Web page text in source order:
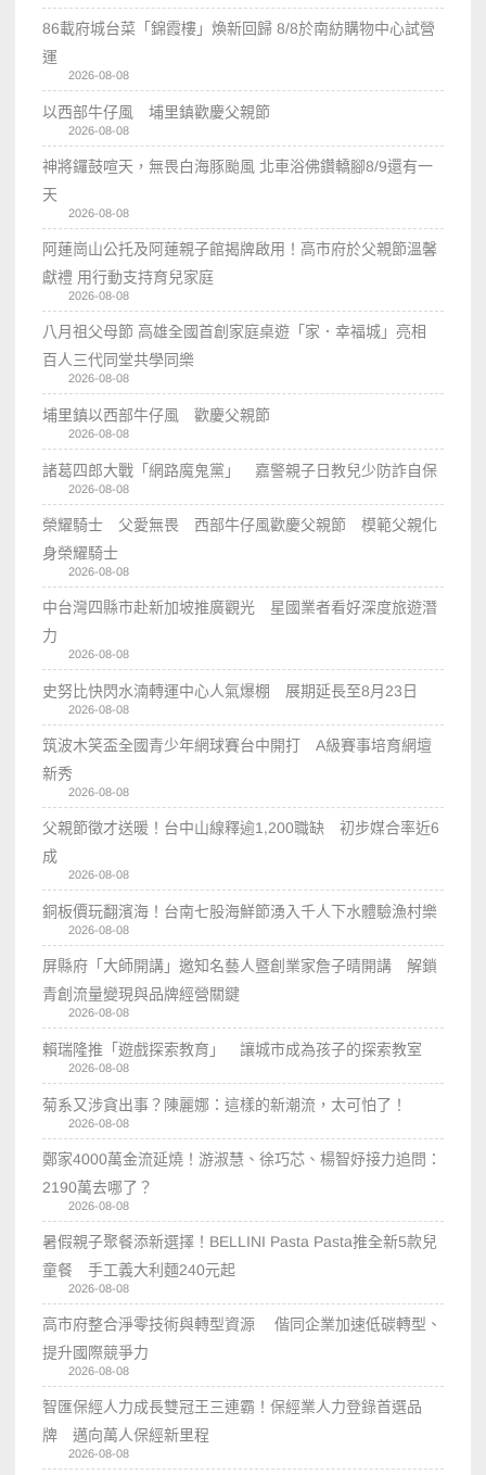
86載府城台菜「錦霞樓」煥新回歸 8/8於南紡購物中心試營
運
2026-08-08
以西部牛仔風 埔里鎮歡慶父親節
2026-08-08
神將鑼鼓喧天，無畏白海豚颱風 北車浴佛鑽轎腳8/9還有一
天
2026-08-08
阿蓮崗山公托及阿蓮親子館揭牌啟用！高市府於父親節溫馨
獻禮 用行動支持育兒家庭
2026-08-08
八月祖父母節 高雄全國首創家庭桌遊「家．幸福城」亮相
百人三代同堂共學同樂
2026-08-08
埔里鎮以西部牛仔風 歡慶父親節
2026-08-08
諸葛四郎大戰「網路魔鬼黨」 嘉警親子日教兒少防詐自保
2026-08-08
榮耀騎士 父愛無畏 西部牛仔風歡慶父親節 模範父親化
身榮耀騎士
2026-08-08
中台灣四縣市赴新加坡推廣觀光 星國業者看好深度旅遊潛
力
2026-08-08
史努比快閃水湳轉運中心人氣爆棚 展期延長至8月23日
2026-08-08
筑波木笑盃全國青少年網球賽台中開打 A級賽事培育網壇
新秀
2026-08-08
父親節徵才送暖！台中山線釋逾1,200職缺 初步媒合率近6
成
2026-08-08
銅板價玩翻濱海！台南七股海鮮節湧入千人下水體驗漁村樂
2026-08-08
屏縣府「大師開講」邀知名藝人暨創業家詹子晴開講 解鎖
青創流量變現與品牌經營關鍵
2026-08-08
賴瑞隆推「遊戲探索教育」 讓城市成為孩子的探索教室
2026-08-08
菊系又涉貪出事？陳麗娜：這樣的新潮流，太可怕了！
2026-08-08
鄭家4000萬金流延燒！游淑慧、徐巧芯、楊智妤接力追問：
2190萬去哪了？
2026-08-08
暑假親子聚餐添新選擇！BELLINI Pasta Pasta推全新5款兒
童餐 手工義大利麵240元起
2026-08-08
高市府整合淨零技術與轉型資源 偕同企業加速低碳轉型、
提升國際競爭力
2026-08-08
智匯保經人力成長雙冠王三連霸！保經業人力登錄首選品
牌 邁向萬人保經新里程
2026-08-08